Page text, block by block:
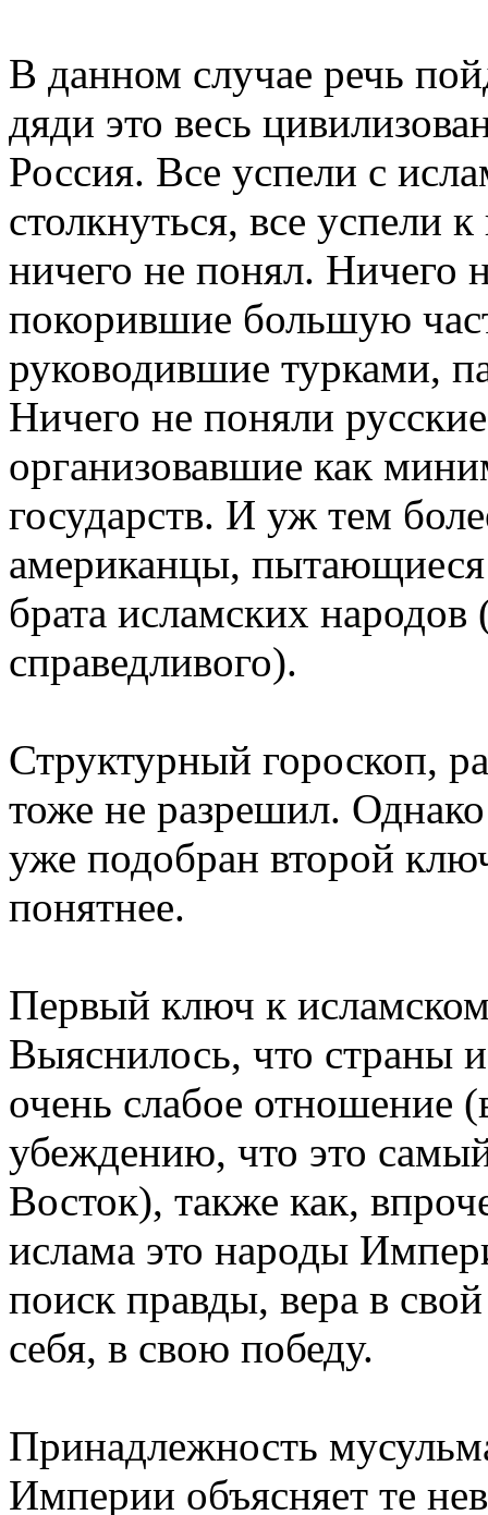
В данном случае речь
дяди это весь
Россия. Все успели с
столкнуться, все успели
ничего не понял. Ничего
покорившие большую
руководившие турками,
Ничего не поняли
организовавшие как
государств. И уж тем
американцы, пытающиеся
брата исламских народов
справедливого).
Структурный гороскоп,
тоже не разрешил.
уже подобран второй
понятнее.
Первый ключ к
Выяснилось, что страны
очень слабое отношение
убеждению, что это
Восток), также как,
ислама это народы
поиск правды, вера в
себя, в свою победу.
Принадлежность
Империи объясняет те